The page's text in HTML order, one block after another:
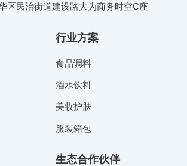
区民治街道建设路大为商务时空C座
行业方案
食品调料
酒水饮料
美妆护肤
服装箱包
生态合作伙伴